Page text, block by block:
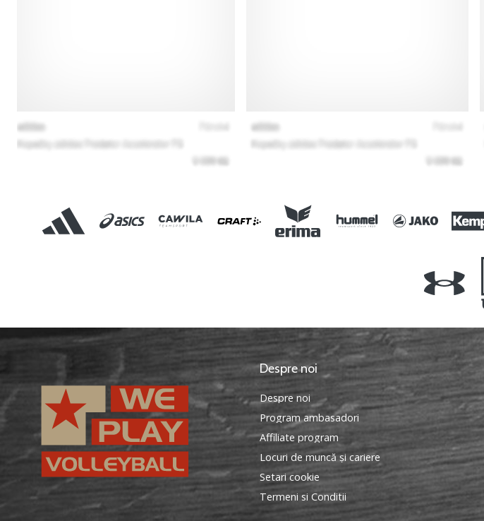
WePlayVolleyball.ro
Despre noi
Despre noi
Program ambasadori
Affiliate program
Locuri de muncă și cariere
Setari cookie
Termeni si Conditii